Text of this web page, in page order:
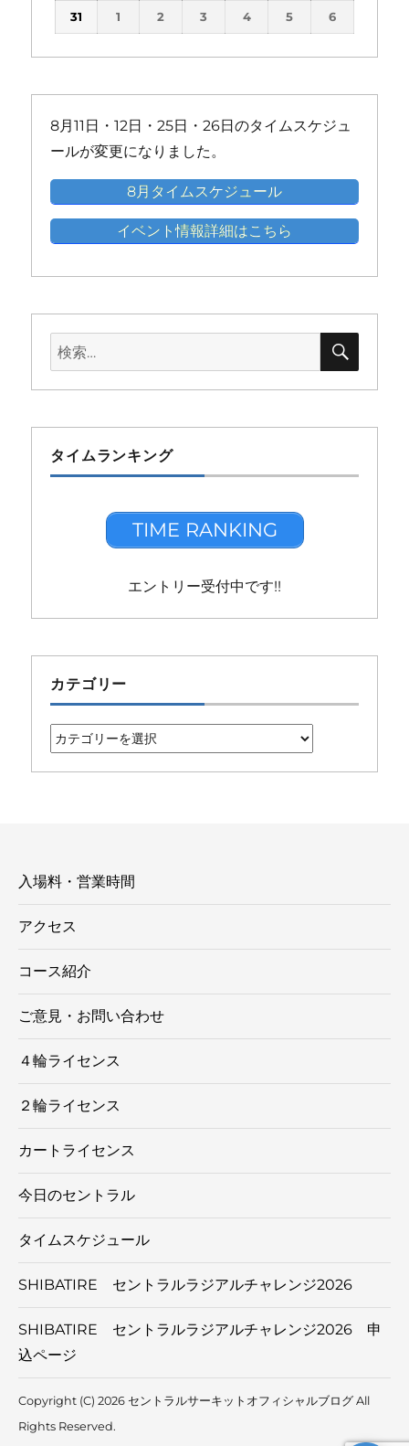
ン
ト)
ン
ト)
ン
ト)
ン
ト)
ン
ト)
ン
ト)
イ
ン
イ
ン
イ
ン
イ
ン
イ
ン
イ
ン
ト)
ト)
ト)
ト)
ト)
31 1 2 3 4 5 6
8月11日・12日・25日・26日のタイムスケジュ
ールが変更になりました。
8月タイムスケジュール
イベント情報詳細はこちら
検
索:
検
タイムランキング
TIME RANKING
エントリー受付中です!!
カテゴリー
カ
テ
ゴ
入場料・営業時間
アクセス
コース紹介
ご意見・お問い合わせ
４輪ライセンス
２輪ライセンス
カートライセンス
今日のセントラル
タイムスケジュール
SHIBATIRE セントラルラジアルチャレンジ2026
SHIBATIRE セントラルラジアルチャレンジ2026 申
込ページ
Copyright (C) 2026 セントラルサーキットオフィシャルブログ All
Rights Reserved.